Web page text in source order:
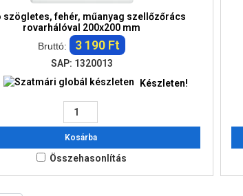
szögletes, fehér, műanyag szellőzőrács
rovarhálóval 200x200 mm
Bruttó:
3 190 Ft
SAP: 1320013
Készleten!
Kosárba
Összehasonlítás